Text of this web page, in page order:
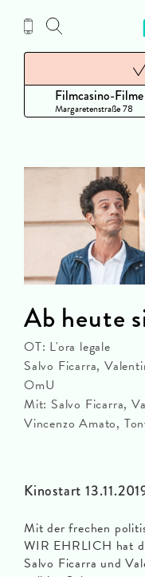
Inhalt
Filmcasino-Filme
Margaretenstraße 78
Kinostart
Mit der frechen
WIR EHRLICH hat
Salvo Ficarra und
Ab heute
OT: L'ora legale
Salvo Ficarra,
OmU
Mit: Salvo Ficarra,
Vincenzo Amato,